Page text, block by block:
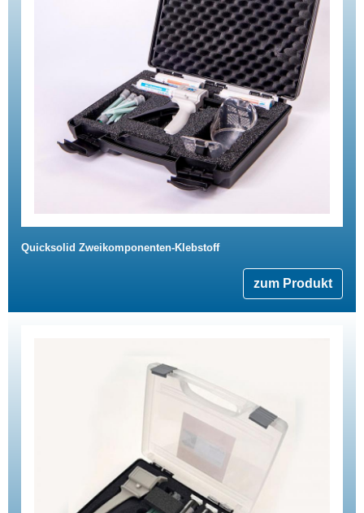
Quicksolid Zweikomponenten-Klebstoff
zum Produkt